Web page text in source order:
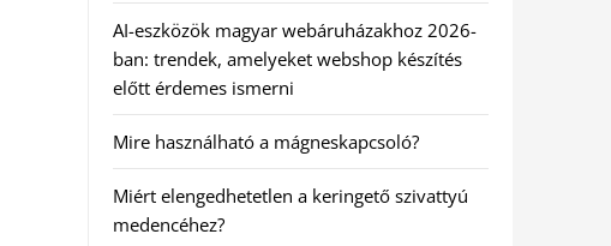
AI-eszközök magyar webáruházakhoz 2026-
ban: trendek, amelyeket webshop készítés
előtt érdemes ismerni
Mire használható a mágneskapcsoló?
Miért elengedhetetlen a keringető szivattyú
medencéhez?